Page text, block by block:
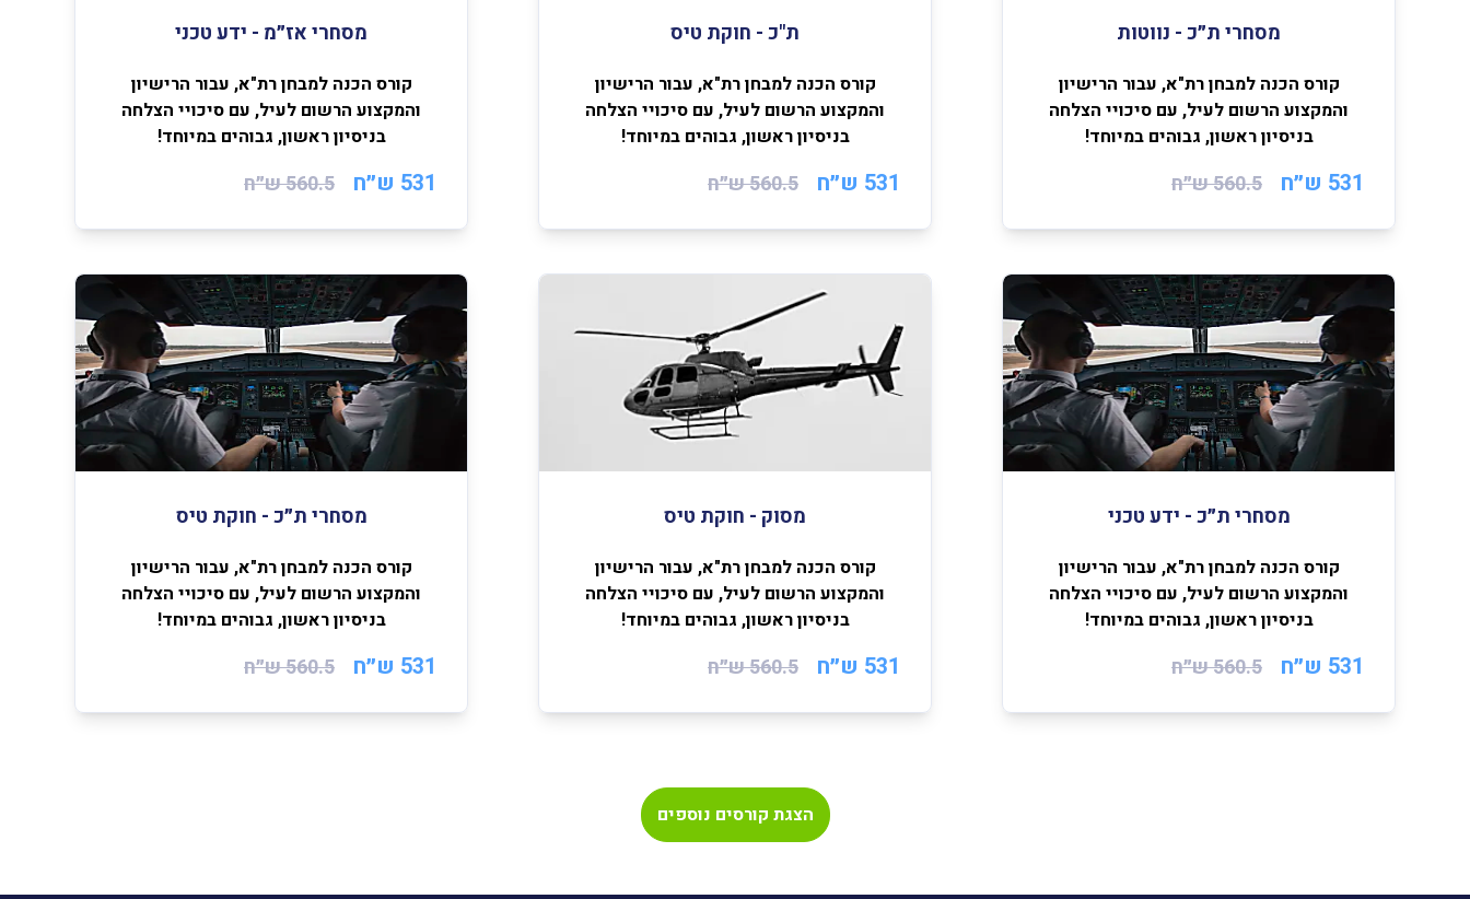
מסחרי ת״כ - נווטות
קורס הכנה למבחן רת"א, עבור הרישיון
והמקצוע הרשום לעיל, עם סיכויי הצלחה
בניסיון ראשון, גבוהים במיוחד!
531 ש״ח 560.5ש״ח
ת"כ - חוקת טיס
קורס הכנה למבחן רת"א, עבור הרישיון
והמקצוע הרשום לעיל, עם סיכויי הצלחה
בניסיון ראשון, גבוהים במיוחד!
531 ש״ח 560.5ש״ח
מסחרי אז״מ - ידע טכני
קורס הכנה למבחן רת"א, עבור הרישיון
והמקצוע הרשום לעיל, עם סיכויי הצלחה
בניסיון ראשון, גבוהים במיוחד!
531 ש״ח 560.5ש״ח
מסחרי ת״כ - ידע טכני
קורס הכנה למבחן רת"א, עבור הרישיון
והמקצוע הרשום לעיל, עם סיכויי הצלחה
בניסיון ראשון, גבוהים במיוחד!
531 ש״ח 560.5ש״ח
מסוק - חוקת טיס
קורס הכנה למבחן רת"א, עבור הרישיון
והמקצוע הרשום לעיל, עם סיכויי הצלחה
בניסיון ראשון, גבוהים במיוחד!
531 ש״ח 560.5ש״ח
מסחרי ת״כ - חוקת טיס
קורס הכנה למבחן רת"א, עבור הרישיון
והמקצוע הרשום לעיל, עם סיכויי הצלחה
בניסיון ראשון, גבוהים במיוחד!
531 ש״ח 560.5ש״ח
הצגת קורסים נוספים